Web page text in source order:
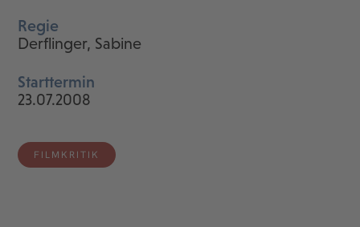
Regie
Derflinger, Sabine
Starttermin
23.07.2008
FILMKRITIK